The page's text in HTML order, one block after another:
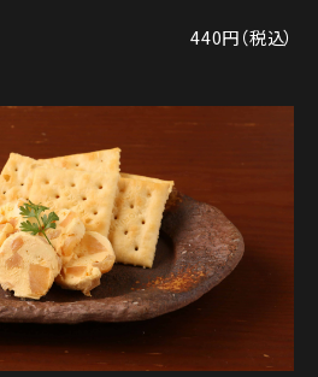
440円（税込）